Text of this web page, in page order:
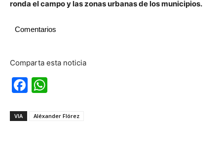
ronda el campo y las zonas urbanas de los municipios.
Comentarios
Comparta esta noticia
Facebook
VIA Aléxander Flórez